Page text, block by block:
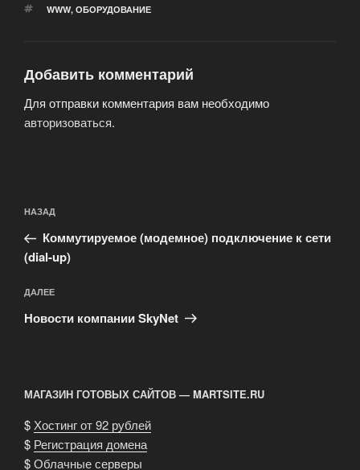
МЕТКИ
WWW, ОБОРУДОВАНИЕ
Добавить комментарий
Для отправки комментария вам необходимо
авторизоваться.
по
записям
Предыдущая
запись:
НАЗАД
Коммутируемое (модемное) подключение к сети
(dial-up)
Следующая
запись
ДАЛЕЕ
Новости компании SkyNet
МАГАЗИН ГОТОВЫХ САЙТОВ — MARTSITE.RU
$Хостинг от 92 рублей
$ Регистрация домена
$Облачные серверы